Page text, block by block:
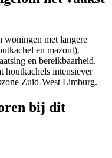
woningen met langere
en mazout).
en bereikbaarheid.
houtkachels intensiever
Zuid-West Limburg.
bij dit